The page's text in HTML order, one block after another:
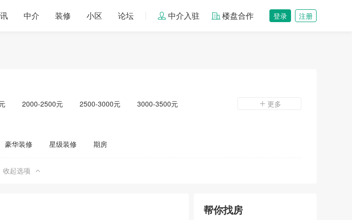
中介 装修 小区 论坛 中介入驻 楼盘合作 登录 注册
2000-2500元 2500-3000元
3000-3500元
更多
豪华装修 星级装修 期房
收起选项
帮你找房